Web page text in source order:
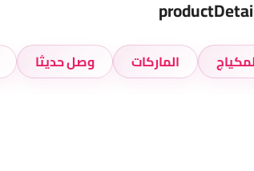
الماركات وصل حديثا